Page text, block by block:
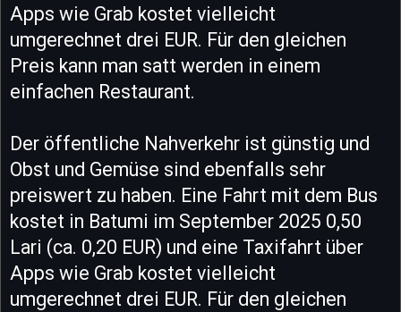
Apps wie Grab kostet vielleicht
umgerechnet drei EUR. Für den gleichen
Preis kann man satt werden in einem
einfachen Restaurant.
Der öffentliche Nahverkehr ist günstig und
Obst und Gemüse sind ebenfalls sehr
preiswert zu haben. Eine Fahrt mit dem Bus
kostet in Batumi im September 2025 0,50
Lari (ca. 0,20 EUR) und eine Taxifahrt über
Apps wie Grab kostet vielleicht
umgerechnet drei EUR. Für den gleichen